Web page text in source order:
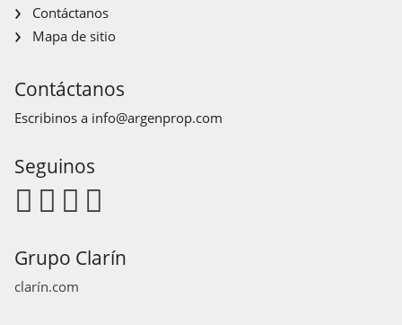
Contáctanos
Mapa de sitio
Contáctanos
Escribinos a info@argenprop.com
Seguinos
Grupo Clarín
clarín.com